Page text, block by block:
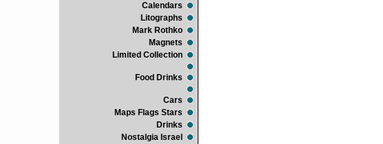
Calendars
Litographs
Mark Rothko
Magnets
Limited Collection
Food Drinks
Cars
Maps Flags Stars
Drinks
Nostalgia Israel